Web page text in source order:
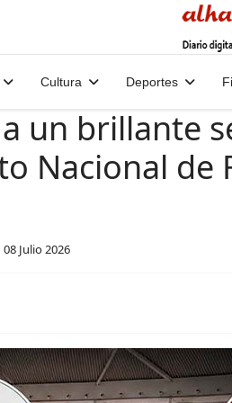
Cultura Deportes
un brillante
Nacional de
08 Julio 2026